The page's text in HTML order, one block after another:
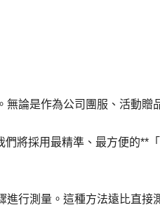
論是作為公司團服、活動贈
將採用最精準、最方便的**
行測量。這種方法遠比直接